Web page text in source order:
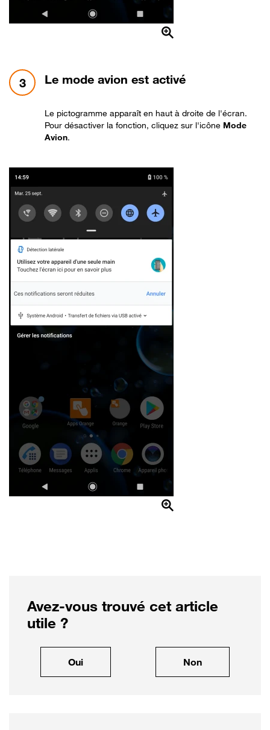
3 étape 3:
Le mode avion est activé
Le pictogramme apparaît en haut à droite de l'écran.
Pour désactiver la fonction, cliquez sur l'icône Mode
Avion.
Avez-vous trouvé cet article
utile ?
Oui, cet article m'a été utileNon, cet article ne